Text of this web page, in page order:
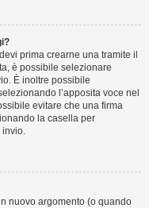
prima crearne una tramite il
è possibile selezionare
È inoltre possibile
l’apposita voce nel
evitare che una firma
la casella per
invio.
nuovo argomento (o quando